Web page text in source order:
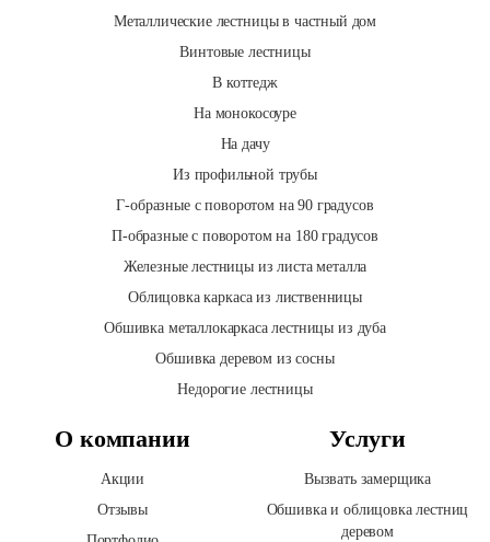
Металлические лестницы в частный дом
Винтовые лестницы
В коттедж
На монокосоуре
На дачу
Из профильной трубы
Г-образные с поворотом на 90 градусов
П-образные с поворотом на 180 градусов
Железные лестницы из листа металла
Облицовка каркаса из лиственницы
Обшивка металлокаркаса лестницы из дуба
Обшивка деревом из сосны
Недорогие лестницы
О компании
Акции
Отзывы
Услуги
Вызвать замерщика
Обшивка и облицовка лестниц
деревом